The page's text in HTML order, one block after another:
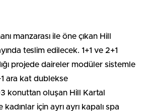
manzarası ile öne çıkan Hill
teslim edilecek. 1+1 ve 2+1
projede daireler modüler sistemle
ara kat dublekse
konuttan oluşan Hill Kartal
için ayrı ayrı kapalı spa